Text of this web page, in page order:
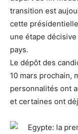
transition est
cette
une étape
pays.
Le dépôt des
10 mars prochain,
personnalités ont
et certaines ont